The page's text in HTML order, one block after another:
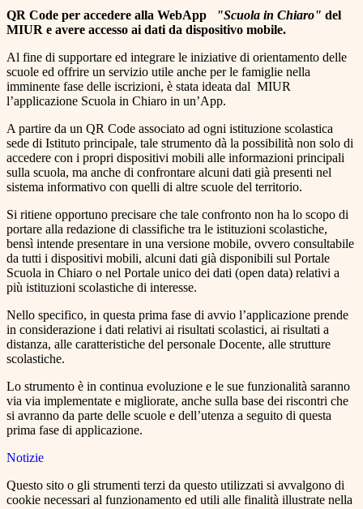
QR Code per accedere alla WebApp "Scuola in Chiaro" del
MIUR e avere accesso ai dati da dispositivo mobile.
Al fine di supportare ed integrare le iniziative di orientamento delle
scuole ed offrire un servizio utile anche per le famiglie nella
imminente fase delle iscrizioni, è stata ideata dal MIUR
l’applicazione Scuola in Chiaro in un’App.
A partire da un QR Code associato ad ogni istituzione scolastica
sede di Istituto principale, tale strumento dà la possibilità non solo di
accedere con i propri dispositivi mobili alle informazioni principali
sulla scuola, ma anche di confrontare alcuni dati già presenti nel
sistema informativo con quelli di altre scuole del territorio.
Si ritiene opportuno precisare che tale confronto non ha lo scopo di
portare alla redazione di classifiche tra le istituzioni scolastiche,
bensì intende presentare in una versione mobile, ovvero consultabile
da tutti i dispositivi mobili, alcuni dati già disponibili sul Portale
Scuola in Chiaro o nel Portale unico dei dati (open data) relativi a
più istituzioni scolastiche di interesse.
Nello specifico, in questa prima fase di avvio l’applicazione prende
in considerazione i dati relativi ai risultati scolastici, ai risultati a
distanza, alle caratteristiche del personale Docente, alle strutture
scolastiche.
Lo strumento è in continua evoluzione e le sue funzionalità saranno
via via implementate e migliorate, anche sulla base dei riscontri che
si avranno da parte delle scuole e dell’utenza a seguito di questa
prima fase di applicazione.
Notizie
Questo sito o gli strumenti terzi da questo utilizzati si avvalgono di
cookie necessari al funzionamento ed utili alle finalità illustrate nella